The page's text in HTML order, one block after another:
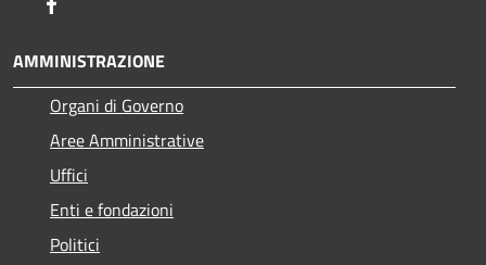
AMMINISTRAZIONE
Organi di Governo
Aree Amministrative
Uffici
Enti e fondazioni
Politici